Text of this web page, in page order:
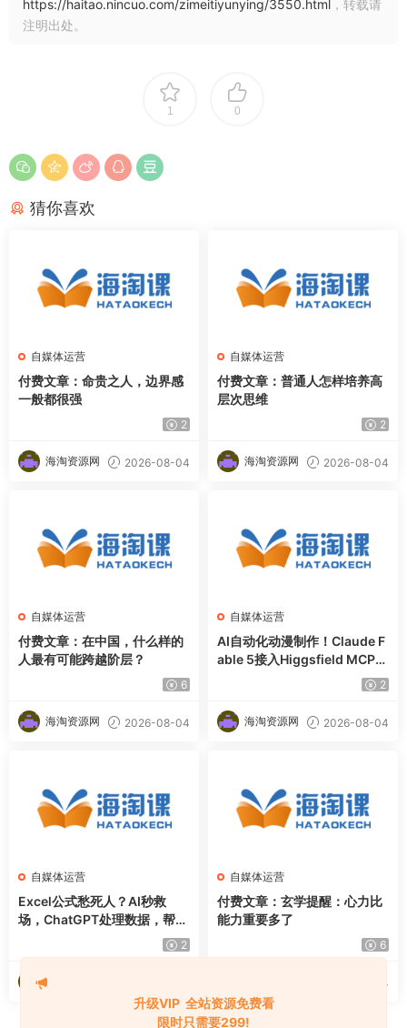
https://haitao.nincuo.com/zimeitiyunying/3550.html ，转载请
注明出处。
1 0
猜你喜欢
自媒体运营
付费文章：命贵之人，边界感
一般都很强
2
海淘资源网 2026-08-04
自媒体运营
付费文章：普通人怎样培养高
层次思维
2
海淘资源网 2026-08-04
自媒体运营
付费文章：在中国，什么样的
人最有可能跨越阶层？
6
海淘资源网 2026-08-04
自媒体运营
AI自动化动漫制作！Claude F
able 5接入Higgsfield MCP，
2
海淘资源网 2026-08-04
自媒体运营
Excel公式愁死人？AI秒救
场，ChatGPT处理数据，帮你
甩枯燥办公，摸鱼时间直接翻
倍【原创双语字幕】
2
海淘资源网
自媒体运营
付费文章：玄学提醒：心力比
能力重要多了
6
2026-08-04
升级VIP 全站资源免费看
限时只需要299!